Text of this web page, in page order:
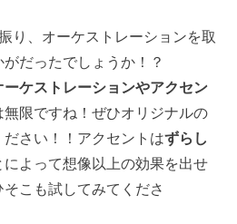
り、オーケストレーションを取
だったでしょうか！？
ーケストレーションやアクセン
限ですね！ぜひオリジナルの
さい！！アクセントはずらし
によって想像以上の効果を出せ
こも試してみてくださ